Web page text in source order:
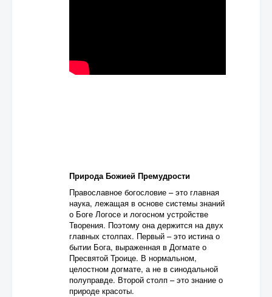
Природа Божией Премудрости
Православное богословие – это главная
наука, лежащая в основе системы знаний
о Боге Логосе и логосном устройстве
Творения. Поэтому она держится на двух
главных столпах. Первый – это истина о
бытии Бога, выраженная в Догмате о
Пресвятой Троице. В нормальном,
целостном догмате, а не в синодальной
полуправде. Второй столп – это знание о
природе красоты.